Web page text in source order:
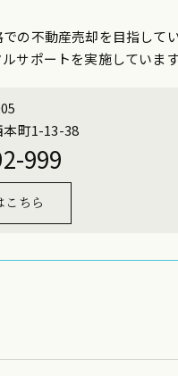
の不動産売却を目指して
サポートを実施しています
本町1-13-38
999
こちら